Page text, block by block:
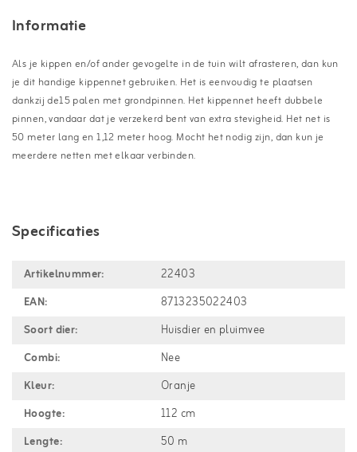
Informatie
Als je kippen en/of ander gevogelte in de tuin wilt afrasteren, dan kun
je dit handige kippennet gebruiken. Het is eenvoudig te plaatsen
dankzij de15 palen met grondpinnen. Het kippennet heeft dubbele
pinnen, vandaar dat je verzekerd bent van extra stevigheid. Het net is
50 meter lang en 1,12 meter hoog. Mocht het nodig zijn, dan kun je
meerdere netten met elkaar verbinden.
Specificaties
Artikelnummer:
22403
EAN:
8713235022403
Soort dier:
Huisdier en pluimvee
Combi:
Nee
Kleur:
Oranje
Hoogte:
112 cm
Lengte:
50 m